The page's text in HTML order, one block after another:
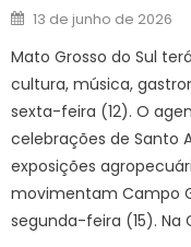
Posted
on
13 de junho de 2026
Mato Grosso do Sul
cultura, música,
sexta-feira (12). O
celebrações de Santo
exposições
movimentam Campo
segunda-feira (15). Na